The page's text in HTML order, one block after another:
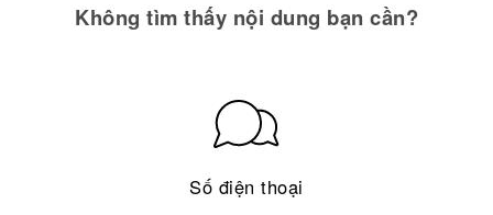
Không tìm thấy nội dung bạn cần?
Số điện thoại